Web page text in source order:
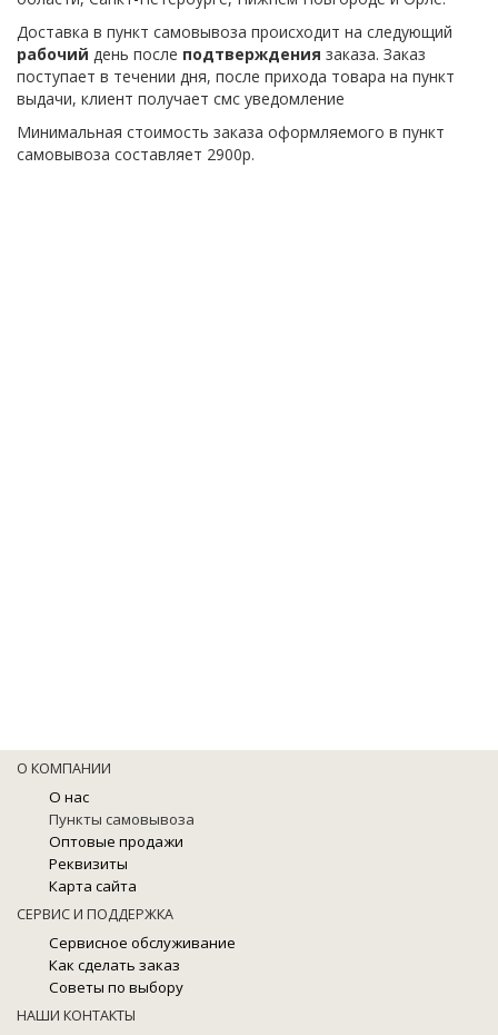
Доставка в пункт самовывоза происходит на следующий
рабочий день после подтверждения заказа. Заказ
поступает в течении дня, после прихода товара на пункт
выдачи, клиент получает смс уведомление
Минимальная стоимость заказа оформляемого в пункт
самовывоза составляет 2900р.
О КОМПАНИИ
О нас
Пункты самовывоза
Оптовые продажи
Реквизиты
Карта сайта
СЕРВИС И ПОДДЕРЖКА
Сервисное обслуживание
Как сделать заказ
Советы по выбору
НАШИ КОНТАКТЫ